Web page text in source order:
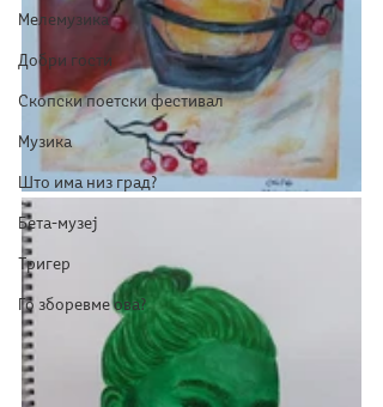
Мелемузика
Добри гости
Скопски поетски фестивал
Музика
Што има низ град?
Бета-музеј
Тригер
Го зборевме ова?